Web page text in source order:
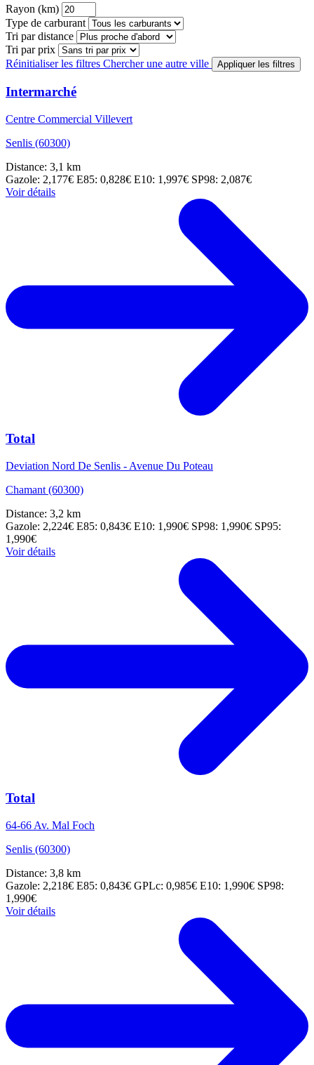
Rayon (km)
Type de carburant
Tri par distance
Tri par prix
Réinitialiser les filtres Chercher une autre ville Appliquer les filtres
Intermarché
Centre Commercial Villevert
Senlis (60300)
Distance: 3,1 km
Gazole: 2,177€ E85: 0,828€ E10: 1,997€ SP98: 2,087€
Voir détails
Total
Deviation Nord De Senlis - Avenue Du Poteau
Chamant (60300)
Distance: 3,2 km
Gazole: 2,224€ E85: 0,843€ E10: 1,990€ SP98: 1,990€ SP95:
1,990€
Voir détails
Total
64-66 Av. Mal Foch
Senlis (60300)
Distance: 3,8 km
Gazole: 2,218€ E85: 0,843€ GPLc: 0,985€ E10: 1,990€ SP98:
1,990€
Voir détails